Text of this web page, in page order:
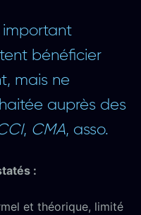
important
bénéficier
mais ne
auprès des
, CMA, asso.
:
et théorique, limité